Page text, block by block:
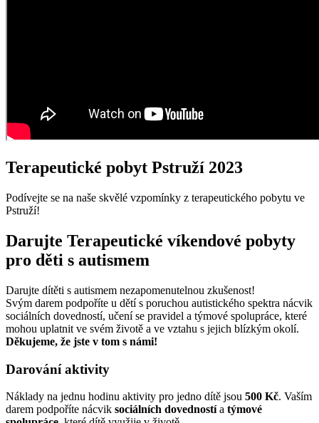
Terapeutické pobyt Pstruží 2023
Podívejte se na naše skvělé vzpomínky z terapeutického pobytu ve
Pstruží!
Darujte Terapeutické víkendové pobyty
pro děti s autismem
Darujte dítěti s autismem nezapomenutelnou zkušenost!
Svým darem podpoříte u dětí s poruchou autistického spektra nácvik
sociálních dovedností, učení se pravidel a týmové spolupráce, které
mohou uplatnit ve svém životě a ve vztahu s jejich blízkým okolí.
Děkujeme, že jste v tom s námi!
Darování aktivity
Náklady na jednu hodinu aktivity pro jedno dítě jsou 500 Kč. Vaším
darem podpoříte nácvik sociálních dovednostía týmové